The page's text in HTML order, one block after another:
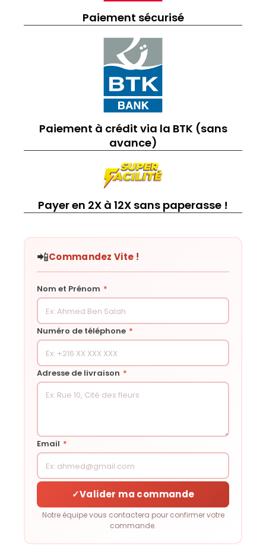
Paiement sécurisé
Paiement à crédit via la BTK (sans
avance)
Payer en 2X à 12X sans paperasse !
📲Commandez Vite !
Nom et Prénom *
Numéro de téléphone *
Adresse de livraison *
Email *
✓Valider ma commande
Notre équipe vous contactera pour confirmer votre
commande.